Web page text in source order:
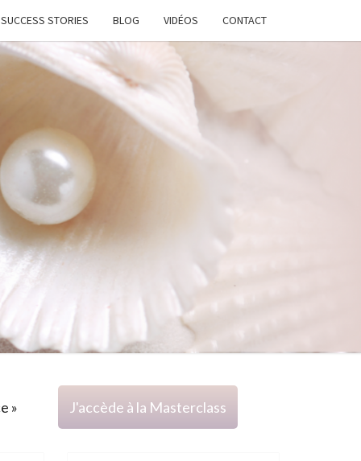
SUCCESS STORIES BLOG VIDÉOS CONTACT
» J'accède à la Masterclass